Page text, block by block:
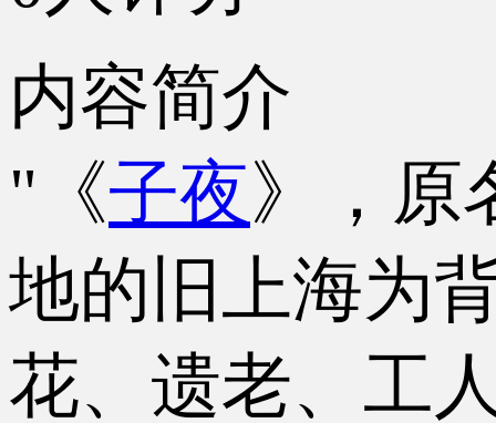
内容简介
"《子夜》，原
地的旧上海为
花、遗老、工